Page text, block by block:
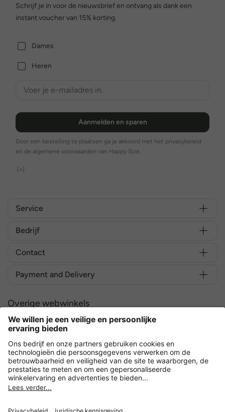
Schrijf je in voor de nieuwsbrief en ontvang als dank een
instant voucher van 15% korting.
Dames
Heren
Aanmelden en sparen
Door een bestelling te plaatsen ga je akkoord met het privacybeleid
en de algemene voorwaarden van Happy Size.
[+]
Service
Bedrijf
Contact
Payment and Delivery
Overige webwinkels
Nederland
Versleuteling met